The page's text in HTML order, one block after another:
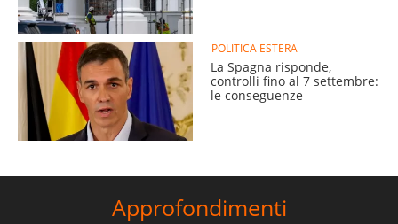
POLITICA ESTERA
La Spagna risponde,
controlli fino al 7 settembre:
le conseguenze
Approfondimenti